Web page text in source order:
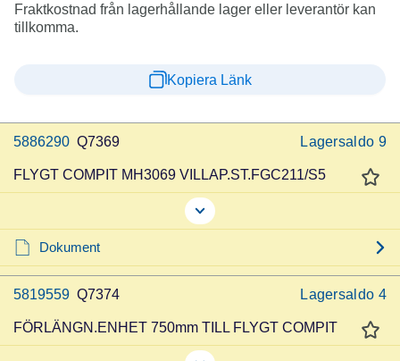
Fraktkostnad från lagerhållande lager eller leverantör kan
tillkomma.
Kopiera Länk
5886290 Q7369 Lagersaldo 9
FLYGT COMPIT MH3069 VILLAP.ST.FGC211/S5
Dokument
5819559 Q7374 Lagersaldo 4
FÖRLÄNGN.ENHET 750mm TILL FLYGT COMPIT